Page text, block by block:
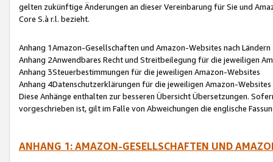
gelten zukünftige Änderungen an dieser Vereinbarung für Sie und
Core S.à r.l. bezieht.
Anhang 1Amazon-Gesellschaften und Amazon-Websites nach Ländern
Anhang 2Anwendbares Recht und Streitbeilegung für die jeweiligen
Anhang 3Steuerbestimmungen für die jeweiligen Amazon-Websites
Anhang 4Datenschutzerklärungen für die jeweiligen Amazon-Websites
Diese Anhänge enthalten zur besseren Übersicht Übersetzungen.
vorgeschrieben ist, gilt im Falle von Abweichungen die englische
ANHANG 1: AMAZON-GESELLSCHAFTEN UND